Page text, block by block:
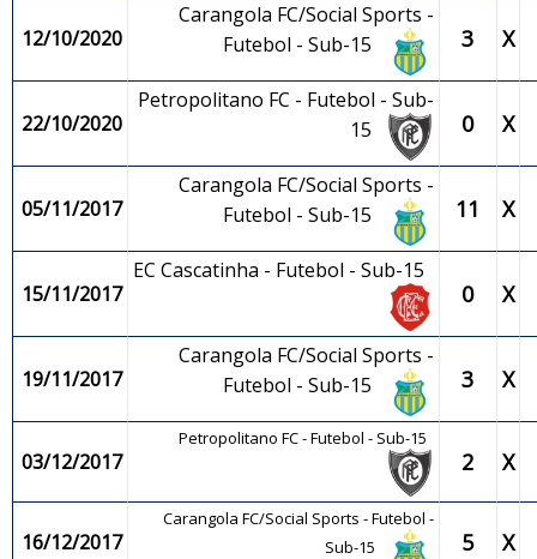
12/10/2020
Carangola FC/Social Sports -
Futebol - Sub-15
3 X
22/10/2020
Petropolitano FC - Futebol - Sub-
15
0 X
05/11/2017
Carangola FC/Social Sports -
Futebol - Sub-15
11 X
15/11/2017
EC Cascatinha - Futebol - Sub-15
0 X
19/11/2017
Carangola FC/Social Sports -
Futebol - Sub-15
3 X
03/12/2017
Petropolitano FC - Futebol - Sub-15
2 X
16/12/2017
Carangola FC/Social Sports - Futebol -
Sub-15
5 X